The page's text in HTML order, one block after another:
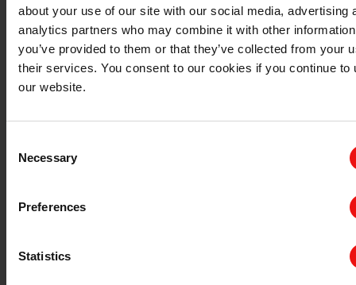
about your use of our site with our social media, advertising
analytics partners who may combine it with other
you’ve provided to them or that they’ve collected from your
their services. You consent to our cookies if you continue to
our website.
Selection
Necessary
Preferences
Statistics